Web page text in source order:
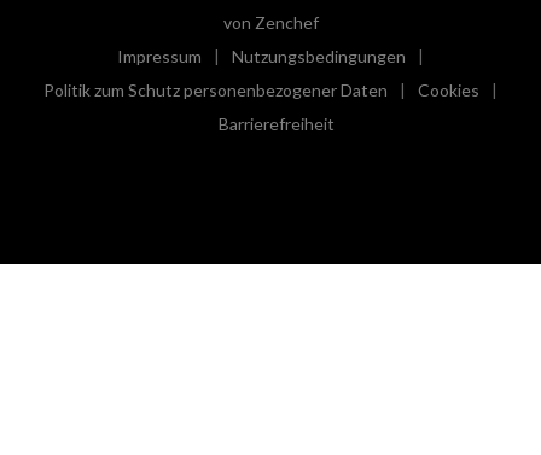
von Zenchef((öffnet ein neues Fenster))
Impressum
((öffnet ein neues Fenster))
Nutzungsbedingungen
((öffnet ein neues Fenster))
Politik zum Schutz personenbezogener Daten
((öffnet ein neues Fenster))
Cookies
((öffnet
Barrierefreiheit